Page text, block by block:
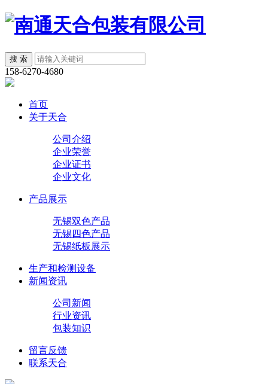
158-6270-4680
首页
关于天合
公司介绍
企业荣誉
企业证书
企业文化
产品展示
无锡双色产品
无锡四色产品
无锡纸板展示
生产和检测设备
新闻资讯
公司新闻
行业资讯
包装知识
留言反馈
联系天合